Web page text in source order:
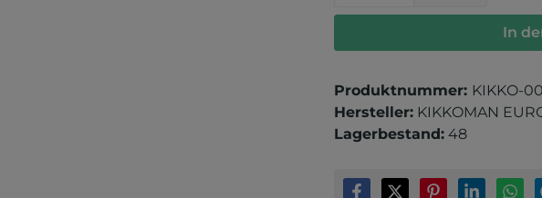
In
Produktnummer: KIKKO-
Hersteller: KIKKOMAN
Lagerbestand: 48